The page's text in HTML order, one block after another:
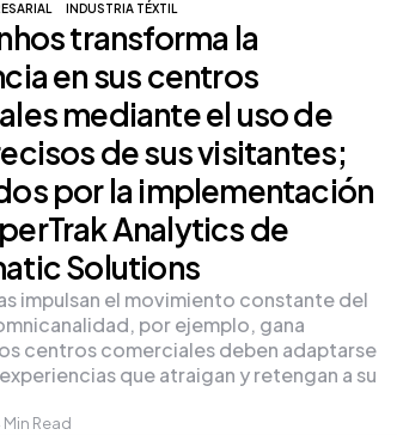
INDUSTRIA TÉXTIL
transforma la
en sus centros
mediante el uso de
de sus visitantes;
por la implementación
Analytics de
Solutions
Min Read
impulsan el movimiento constante del
por ejemplo, gana
centros comerciales deben adaptarse
que atraigan y retengan a su